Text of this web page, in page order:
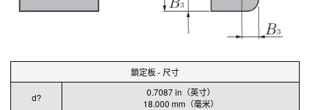
鎖定板 - 尺寸
d?
0.7087 in（英寸）
18.000 mm（毫米）